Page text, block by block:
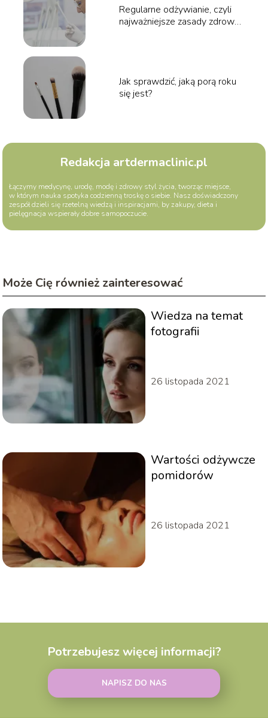
Regularne odżywianie, czyli
najważniejsze zasady zdrowej
Jak sprawdzić, jaką porą roku
się jest?
Redakcja artdermaclinic.pl
Łączymy medycynę, urodę, modę i zdrowy styl życia, tworząc miejsce,
w którym nauka spotyka codzienną troskę o siebie. Nasz doświadczony
zespół dzieli się rzetelną wiedzą i inspiracjami, by zakupy, dieta i
pielęgnacja wspierały dobre samopoczucie.
Może Cię również zainteresować
Wiedza na temat
fotografii
26 listopada 2021
Wartości odżywcze
pomidorów
26 listopada 2021
Potrzebujesz więcej informacji?
NAPISZ DO NAS